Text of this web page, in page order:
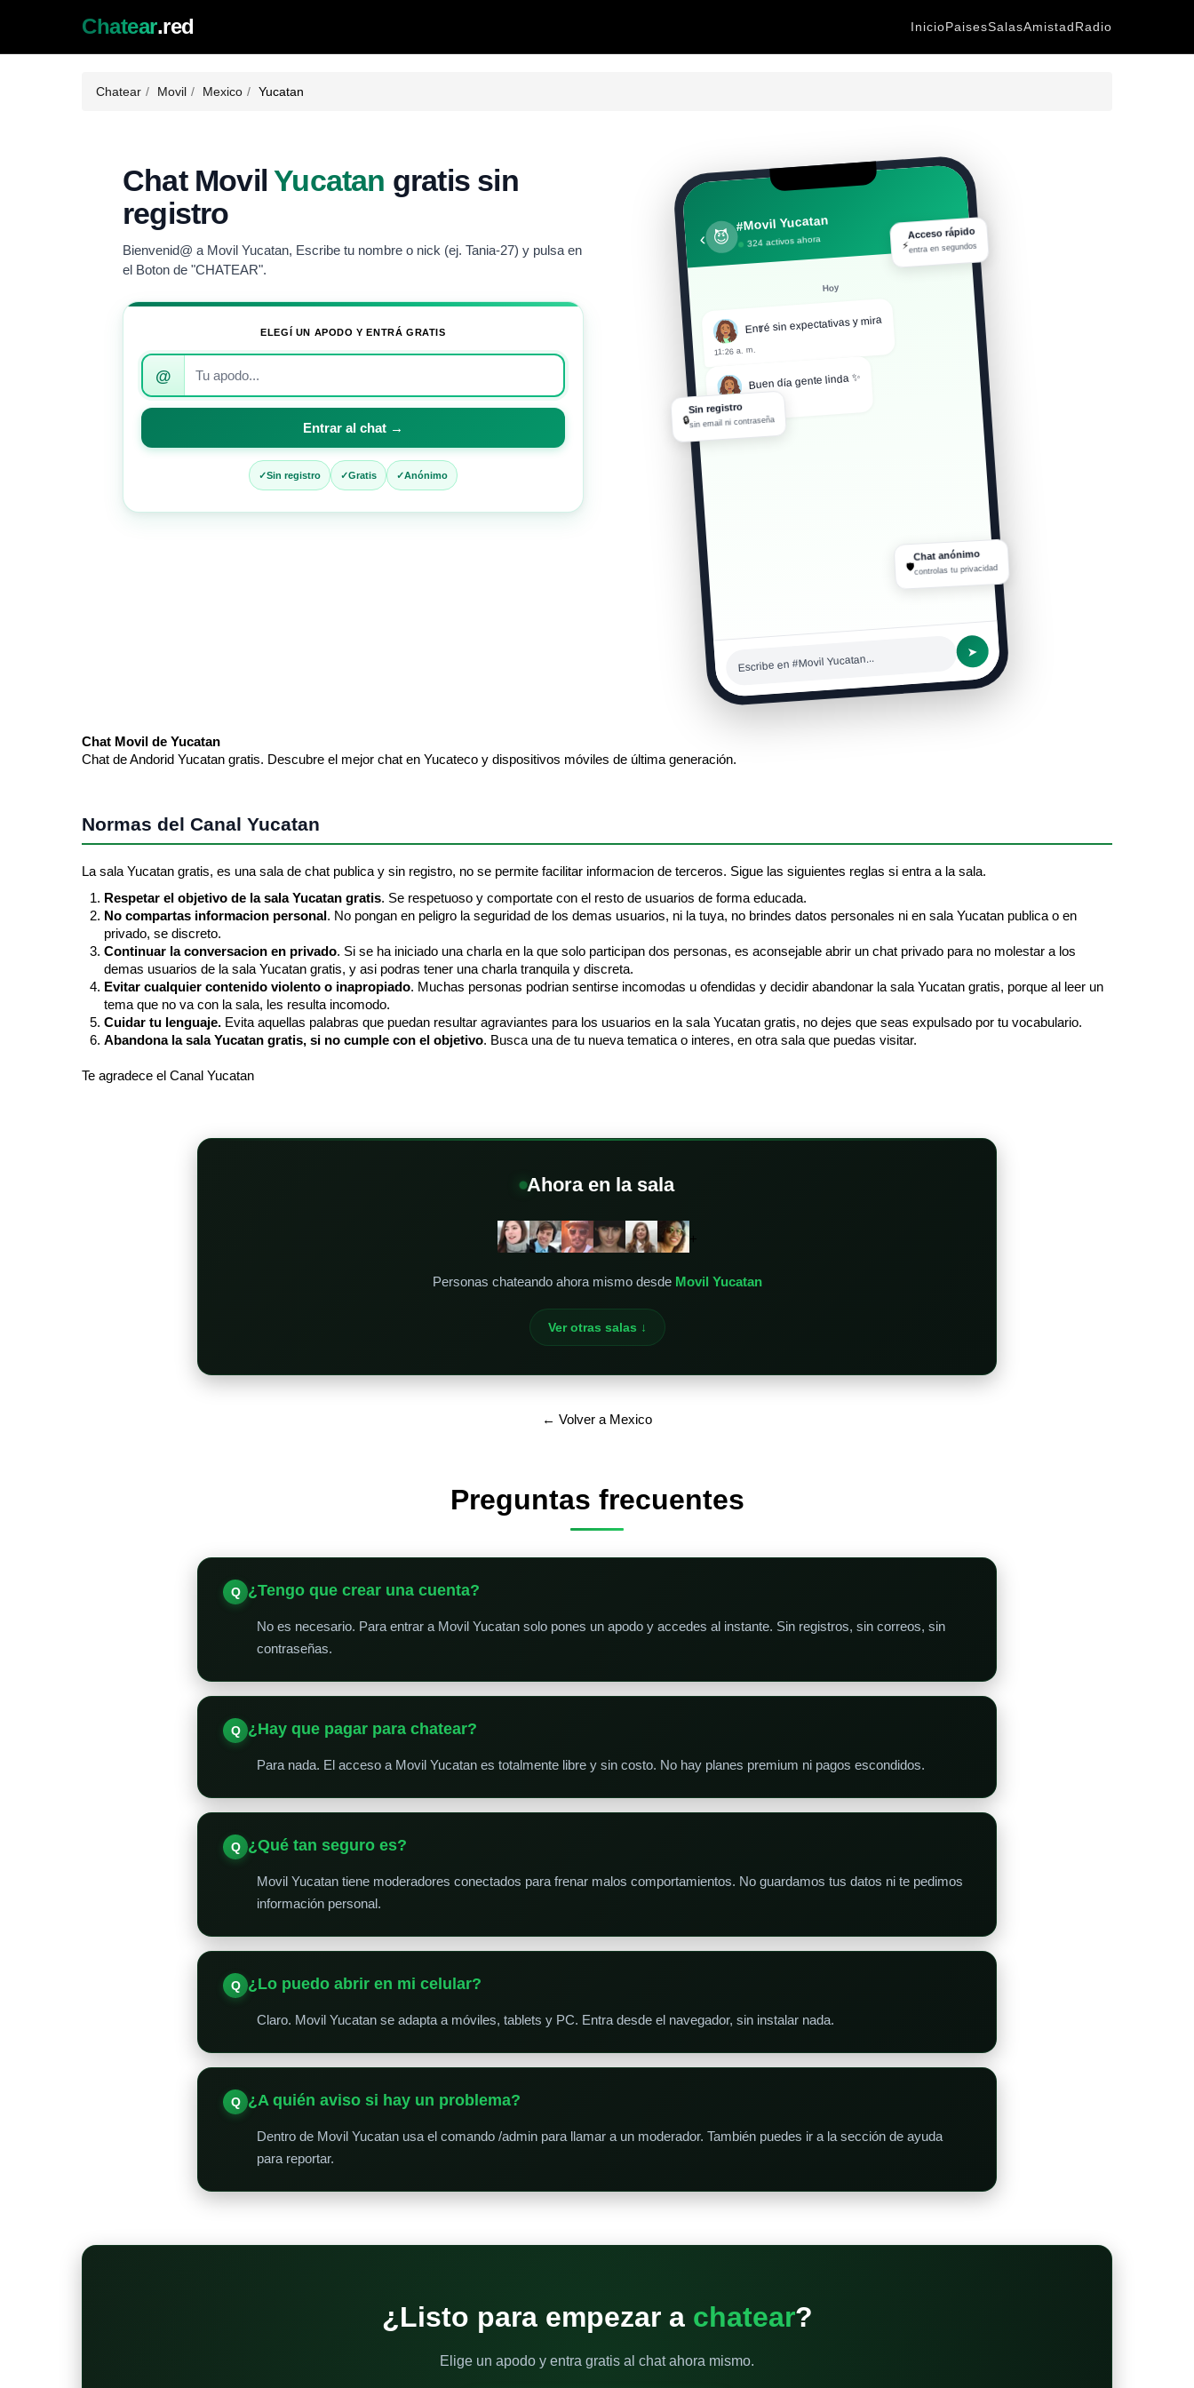
Chatear.red InicioPaisesSalasAmistadRadio
Chatear Movil Mexico Yucatan
Chat MovilYucatan gratis sin
registro
Bienvenid@ a Movil Yucatan, Escribe tu nombre o nick (ej. Tania-27) y pulsa en
el Boton de "CHATEAR".
ELEGÍ UN APODO Y ENTRÁ GRATIS
Introduce
apodo
para
al
@
Entrar al chat →
Sin registro Gratis Anónimo
‹ 😈
#Movil Yucatan
324 activos ahora
Hoy
Entré sin expectativas y mira
11:26 a. m.
Buen día gente linda ✨
11:26 a. m.
Qué calor hace hoy 🥵
Escribe en #Movil Yucatan...
➤
⚡
Acceso rápido
entra en segundos
🔒
Sin registro
sin email ni contraseña
🛡
Chat anónimo
controlas tu privacidad
Chat Movil de Yucatan
Chat de Andorid Yucatan gratis. Descubre el mejor chat en Yucateco y dispositivos móviles de última generación.
Normas del Canal Yucatan
La sala Yucatan gratis, es una sala de chat publica y sin registro, no se permite facilitar informacion de terceros. Sigue las siguientes reglas si entra a la sala.
Respetar el objetivo de la sala Yucatan gratis. Se respetuoso y comportate con el resto de usuarios de forma educada.
No compartas informacion personal. No pongan en peligro la seguridad de los demas usuarios, ni la tuya, no brindes datos personales ni en sala Yucatan publica o en
privado, se discreto.
Continuar la conversacion en privado. Si se ha iniciado una charla en la que solo participan dos personas, es aconsejable abrir un chat privado para no molestar a los
demas usuarios de la sala Yucatan gratis, y asi podras tener una charla tranquila y discreta.
Evitar cualquier contenido violento o inapropiado. Muchas personas podrian sentirse incomodas u ofendidas y decidir abandonar la sala Yucatan gratis, porque al leer un
tema que no va con la sala, les resulta incomodo.
Cuidar tu lenguaje. Evita aquellas palabras que puedan resultar agraviantes para los usuarios en la sala Yucatan gratis, no dejes que seas expulsado por tu vocabulario.
Abandona la sala Yucatan gratis, si no cumple con el objetivo. Busca una de tu nueva tematica o interes, en otra sala que puedas visitar.
Te agradece el Canal Yucatan
Ahora en la sala
+
Personas chateando ahora mismo desde Movil Yucatan
Ver otras salas ↓
← Volver a Mexico
Preguntas frecuentes
¿Tengo que crear una cuenta?
No es necesario. Para entrar a Movil Yucatan solo pones un apodo y accedes al instante. Sin registros, sin correos, sin
contraseñas.
¿Hay que pagar para chatear?
Para nada. El acceso a Movil Yucatan es totalmente libre y sin costo. No hay planes premium ni pagos escondidos.
¿Qué tan seguro es?
Movil Yucatan tiene moderadores conectados para frenar malos comportamientos. No guardamos tus datos ni te pedimos
información personal.
¿Lo puedo abrir en mi celular?
Claro. Movil Yucatan se adapta a móviles, tablets y PC. Entra desde el navegador, sin instalar nada.
¿A quién aviso si hay un problema?
Dentro de Movil Yucatan usa el comando /admin para llamar a un moderador. También puedes ir a la sección de ayuda
para reportar.
¿Listo para empezar a chatear?
Elige un apodo y entra gratis al chat ahora mismo.